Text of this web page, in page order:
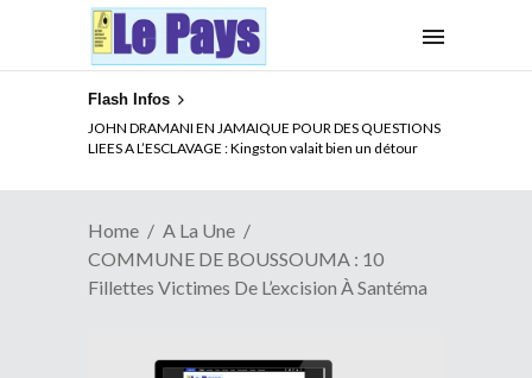
Flash Infos
JOHN DRAMANI EN JAMAIQUE POUR DES QUESTIONS
LIEES A L’ESCLAVAGE : Kingston valait bien un détour
ELECTION DE TALON A LA TETE DU SENAT BENINOIS :
Quand Patrice quitte le pouvoir sans partir !
Home
A La Une
COMMUNE DE BOUSSOUMA : 10
Fillettes Victimes De L’excision À Santéma